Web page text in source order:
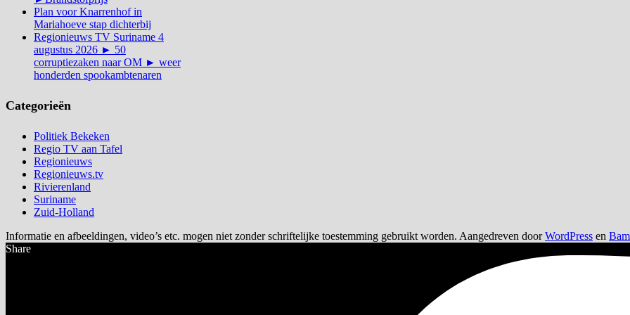
Plan voor Knarrenhof in
Mariahoeve stap dichterbij
Regionieuws TV Suriname 4
augustus 2026 ► 50
corruptiezaken naar OM ► weer
honderden spookambtenaren
Categorieën
Politiek Bekeken
Regio TV aan Tafel
Regionieuws
Regionieuws.tv
Rivierenland
Suriname
Zuid-Holland
Informatie en afbeeldingen, video’s etc. mogen niet zonder schriftelijke toestemming gebruikt worden. Aangedreven doorWordPress en Bam
Share